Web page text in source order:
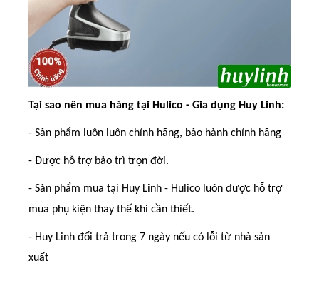
Tại sao nên mua hàng tại Hulico - Gia dụng Huy Linh:
- Sản phẩm luôn luôn chính hãng, bảo hành chính hãng
- Được hỗ trợ bảo trì trọn đời.
- Sản phẩm mua tại Huy Linh - Hulico luôn được hỗ trợ
mua phụ kiện thay thế khi cần thiết.
- Huy Linh đổi trả trong 7 ngày nếu có lỗi từ nhà sản
xuất